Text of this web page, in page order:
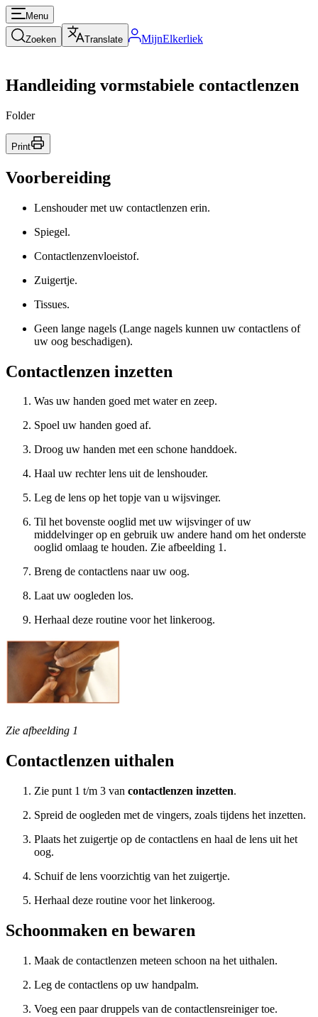
Menu
Zoeken Translate MijnElkerliek
Handleiding vormstabiele contactlenzen
Folder
Print
Voorbereiding
Lenshouder met uw contactlenzen erin.
Spiegel.
Contactlenzenvloeistof.
Zuigertje.
Tissues.
Geen lange nagels (Lange nagels kunnen uw contactlens of
uw oog beschadigen).
Contactlenzen inzetten
Was uw handen goed met water en zeep.
Spoel uw handen goed af.
Droog uw handen met een schone handdoek.
Haal uw rechter lens uit de lenshouder.
Leg de lens op het topje van u wijsvinger.
Til het bovenste ooglid met uw wijsvinger of uw
middelvinger op en gebruik uw andere hand om het onderste
ooglid omlaag te houden. Zie afbeelding 1.
Breng de contactlens naar uw oog.
Laat uw oogleden los.
Herhaal deze routine voor het linkeroog.
Zie afbeelding 1
Contactlenzen uithalen
Zie punt 1 t/m 3 van contactlenzen inzetten.
Spreid de oogleden met de vingers, zoals tijdens het inzetten.
Plaats het zuigertje op de contactlens en haal de lens uit het
oog.
Schuif de lens voorzichtig van het zuigertje.
Herhaal deze routine voor het linkeroog.
Schoonmaken en bewaren
Maak de contactlenzen meteen schoon na het uithalen.
Leg de contactlens op uw handpalm.
Voeg een paar druppels van de contactlensreiniger toe.